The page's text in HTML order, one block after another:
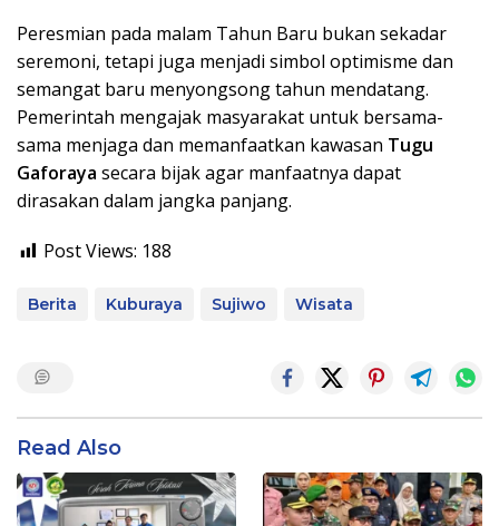
Peresmian pada malam Tahun Baru bukan sekadar
seremoni, tetapi juga menjadi simbol optimisme dan
semangat baru menyongsong tahun mendatang.
Pemerintah mengajak masyarakat untuk bersama-
sama menjaga dan memanfaatkan kawasan Tugu
Gaforaya secara bijak agar manfaatnya dapat
dirasakan dalam jangka panjang.
Post Views: 188
Berita Kuburaya Sujiwo Wisata
Read Also